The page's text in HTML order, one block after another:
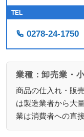
TEL
0278-24-1750
業種：卸売業・
商品の仕入れ・販
は製造業者から大
業は消費者への直